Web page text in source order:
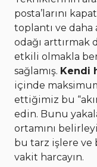
posta’larını
toplantı ve
odağı arttırmak
etkili olmakla
sağlamış. Kendi
içinde
ettiğimiz bu
edin. Bunu
ortamını
bu tarz işlere ve
vakit harcayın.